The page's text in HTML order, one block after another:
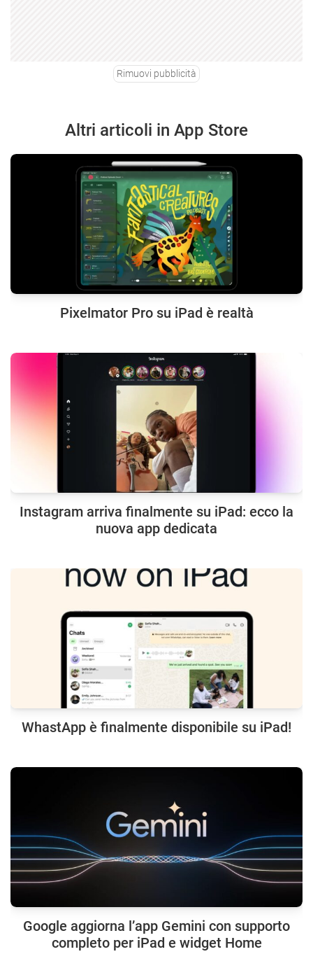
Rimuovi pubblicità
Altri articoli in App Store
Pixelmator Pro su iPad è realtà
Instagram arriva finalmente su iPad: ecco la
nuova app dedicata
WhastApp è finalmente disponibile su iPad!
Google aggiorna l’app Gemini con supporto
completo per iPad e widget Home